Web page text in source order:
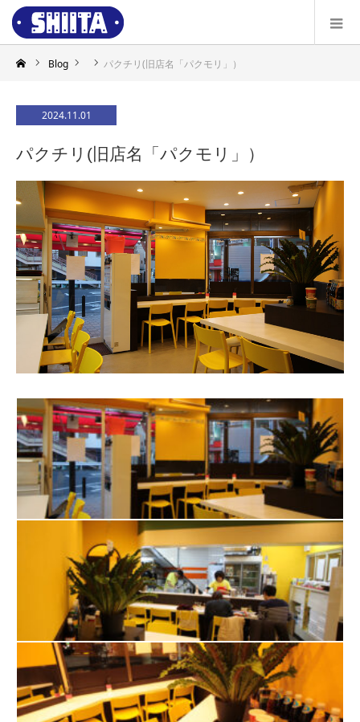
Blog パクチリ(旧店名「パクモリ」）
2024.11.01
パクチリ(旧店名「パクモリ」）